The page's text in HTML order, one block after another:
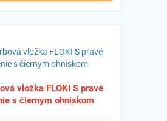
vložka FLOKI S pravé
s čiernym ohniskom